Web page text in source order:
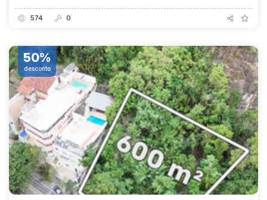
574 0
50%
desconto